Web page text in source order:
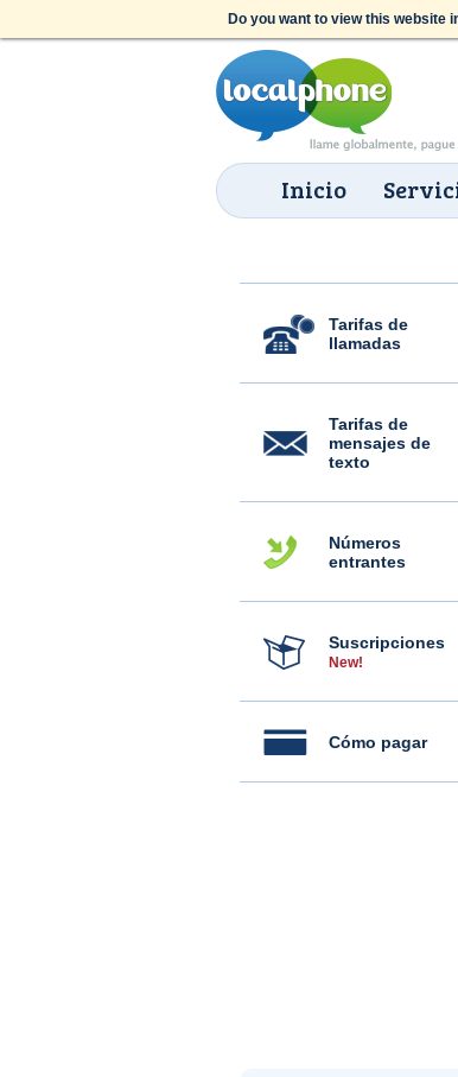
Do you want to view this website
Inicio
Tarifas de
llamadas
Tarifas de
mensajes de
texto
Números
entrantes
Suscripciones
New!
Cómo pagar